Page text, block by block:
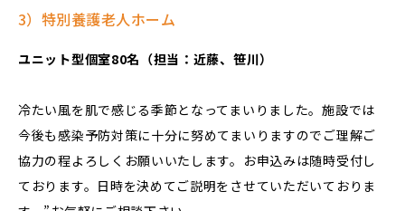
3）特別養護老人ホーム
ユニット型個室80名（担当：近藤、笹川）
冷たい風を肌で感じる季節となってまいりました。施設では
今後も感染予防対策に十分に努めてまいりますのでご理解ご
協力の程よろしくお願いいたします。お申込みは随時受付し
ております。日時を決めてご説明をさせていただいておりま